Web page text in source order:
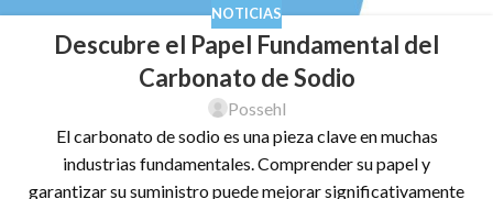
NOTICIAS
Descubre el Papel Fundamental del
Carbonato de Sodio
Possehl
El carbonato de sodio es una pieza clave en muchas
industrias fundamentales. Comprender su papel y
garantizar su suministro puede mejorar significativamente